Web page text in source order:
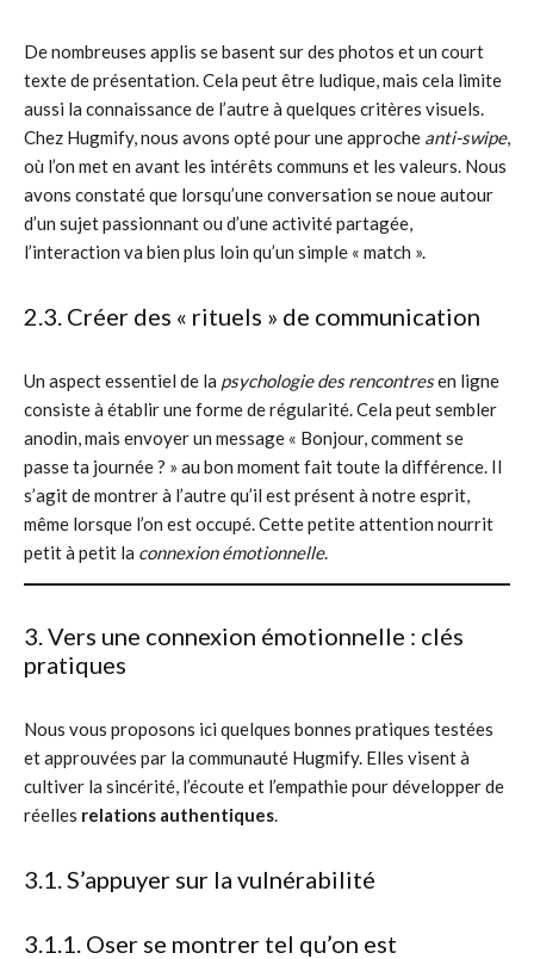
De nombreuses applis se basent sur des photos et un court
texte de présentation. Cela peut être ludique, mais cela limite
aussi la connaissance de l’autre à quelques critères visuels.
Chez Hugmify, nous avons opté pour une approche anti-swipe,
où l’on met en avant les intérêts communs et les valeurs. Nous
avons constaté que lorsqu’une conversation se noue autour
d’un sujet passionnant ou d’une activité partagée,
l’interaction va bien plus loin qu’un simple « match ».
2.3. Créer des « rituels » de communication
Un aspect essentiel de la psychologie des rencontresen ligne
consiste à établir une forme de régularité. Cela peut sembler
anodin, mais envoyer un message « Bonjour, comment se
passe ta journée ? » au bon moment fait toute la différence. Il
s’agit de montrer à l’autre qu’il est présent à notre esprit,
même lorsque l’on est occupé. Cette petite attention nourrit
petit à petit la connexion émotionnelle.
3. Vers une connexion émotionnelle : clés
pratiques
Nous vous proposons ici quelques bonnes pratiques testées
et approuvées par la communauté Hugmify. Elles visent à
cultiver la sincérité, l’écoute et l’empathie pour développer de
réelles relations authentiques
3.1. S’appuyer sur la vulnérabilité
3.1.1. Oser se montrer tel qu’on est